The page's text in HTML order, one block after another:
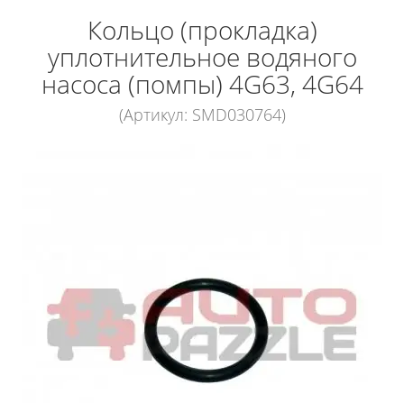
Кольцо (прокладка)
уплотнительное водяного
насоса (помпы) 4G63, 4G64
(Артикул: SMD030764)